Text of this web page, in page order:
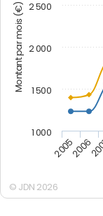
Montant par mois (€)
20052006
1 000
1 500
2 000
2 500
© JDN 2026